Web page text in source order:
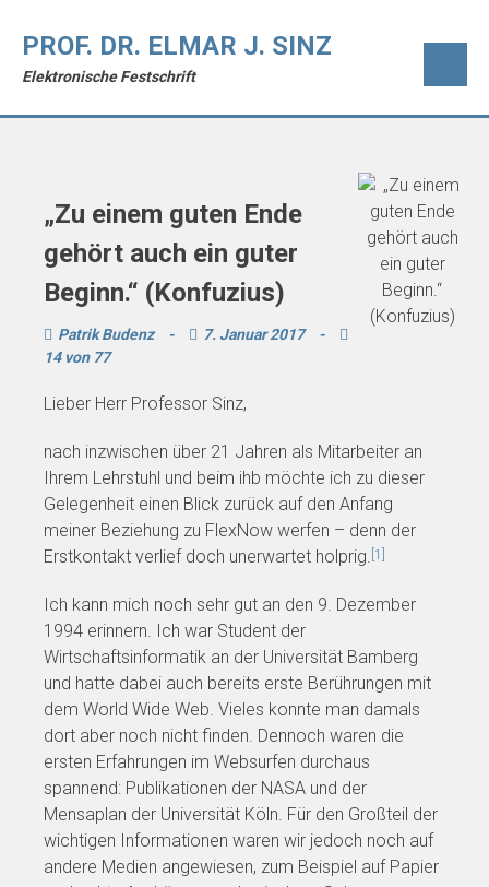
PROF. DR. ELMAR J. SINZ
Elektronische Festschrift
„Zu einem guten Ende
gehört auch ein guter
Beginn.“ (Konfuzius)
Patrik Budenz - 7. Januar 2017
-
14 von 77
Lieber Herr Professor Sinz,
nach inzwischen über 21 Jahren als Mitarbeiter an
Ihrem Lehrstuhl und beim ihb möchte ich zu dieser
Gelegenheit einen Blick zurück auf den Anfang
meiner Beziehung zu FlexNow werfen – denn der
Erstkontakt verlief doch unerwartet holprig. [1]
Ich kann mich noch sehr gut an den 9. Dezember
1994 erinnern. Ich war Student der
Wirtschaftsinformatik an der Universität Bamberg
und hatte dabei auch bereits erste Berührungen mit
dem World Wide Web. Vieles konnte man damals
dort aber noch nicht finden. Dennoch waren die
ersten Erfahrungen im Websurfen durchaus
spannend: Publikationen der NASA und der
Mensaplan der Universität Köln. Für den Großteil der
wichtigen Informationen waren wir jedoch noch auf
andere Medien angewiesen, zum Beispiel auf Papier